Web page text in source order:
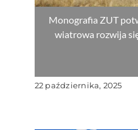
Monografia ZUT
wiatrowa rozwija
22 października, 2025